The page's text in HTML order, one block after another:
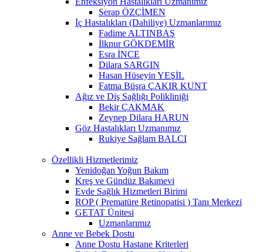
Serap ÖZÇİMEN
İç Hastalıkları (Dahiliye) Uzmanlarımız
Fadime ALTINBAŞ
İlknur GÖKDEMİR
Esra İNCE
Dilara SARGIN
Hasan Hüseyin YEŞİL
Fatma Büşra ÇAKIR KUNT
Ağız ve Diş Sağlığı Polikliniği
Bekir ÇAKMAK
Zeynep Dilara HARUN
Göz Hastalıkları Uzmanımız
Rukiye Sağlam BALCI
Özellikli Hizmetlerimiz
Yenidoğan Yoğun Bakım
Kreş ve Gündüz Bakımevi
Evde Sağlık Hizmetleri Birimi
ROP ( Prematüre Retinopatisi ) Tanı Merkezi
GETAT Ünitesi
Uzmanlarımız
Anne ve Bebek Dostu
Anne Dostu Hastane Kriterleri